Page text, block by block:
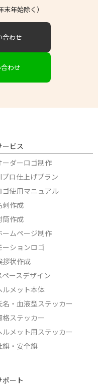
年始除く）
合わせ
わせ
ービス
ーダーロゴ制作
プロ仕上げプラン
ゴ使用マニュアル
刺作成
筒作成
ームページ制作
ーションロゴ
拶状作成
ペースデザイン
ルメット本体
名・血液型ステッカー
格ステッカー
ルメット用ステッカー
旗・安全旗
ポート